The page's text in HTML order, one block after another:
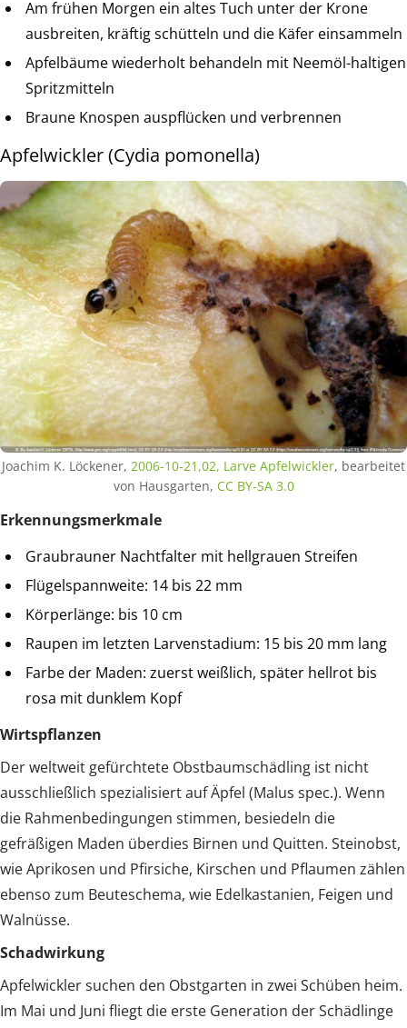
Am frühen Morgen ein altes Tuch unter der Krone
ausbreiten, kräftig schütteln und die Käfer einsammeln
Apfelbäume wiederholt behandeln mit Neemöl-haltigen
Spritzmitteln
Braune Knospen auspflücken und verbrennen
Apfelwickler (Cydia pomonella)
Joachim K. Löckener, 2006-10-21,02, Larve Apfelwickler, bearbeitet
von Hausgarten, CC BY-SA 3.0
Erkennungsmerkmale
Graubrauner Nachtfalter mit hellgrauen Streifen
Flügelspannweite: 14 bis 22 mm
Körperlänge: bis 10 cm
Raupen im letzten Larvenstadium: 15 bis 20 mm lang
Farbe der Maden: zuerst weißlich, später hellrot bis
rosa mit dunklem Kopf
Wirtspflanzen
Der weltweit gefürchtete Obstbaumschädling ist nicht
ausschließlich spezialisiert auf Äpfel (Malus spec.). Wenn
die Rahmenbedingungen stimmen, besiedeln die
gefräßigen Maden überdies Birnen und Quitten. Steinobst,
wie Aprikosen und Pfirsiche, Kirschen und Pflaumen zählen
ebenso zum Beuteschema, wie Edelkastanien, Feigen und
Walnüsse.
Schadwirkung
Apfelwickler suchen den Obstgarten in zwei Schüben heim.
Im Mai und Juni fliegt die erste Generation der Schädlinge